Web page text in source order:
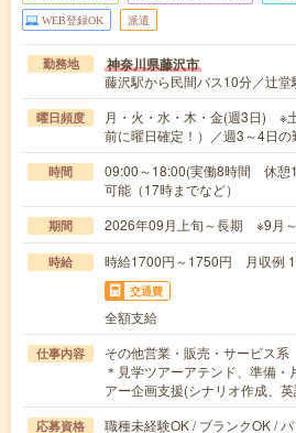
WEB登録OK 派遣
勤務地 神奈川県藤沢市
藤沢駅から民間バス10分／辻
曜日頻度
月・火・水・木・金(週3日) ※
前に曜日確定！）／週3～4日の
時間
09:00～18:00(実働8時間 休憩
可能（17時までなど）
期間 2026年09月上旬～長期 ※9月～
時給 時給1700円～1750円 月収例
交通費
全額支給
仕事内容
その他営業・販売・サービス系
＊見学ツアーアテンド、準備
アー企画支援(シナリオ作成、
応募資格
職種未経験OK / ブランクOK /